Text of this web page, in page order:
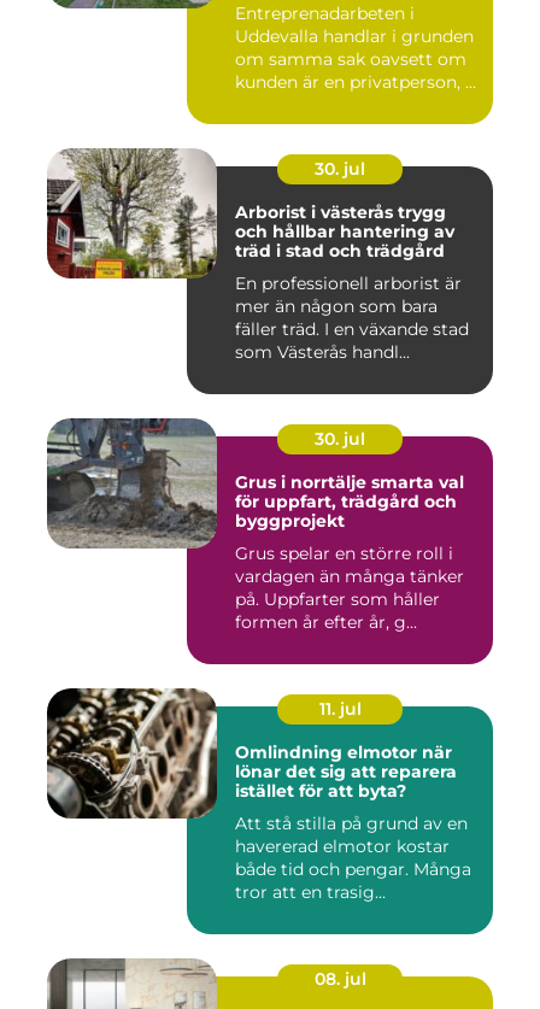
Entreprenadarbeten i
Uddevalla handlar i grunden
om samma sak oavsett om
kunden är en privatperson, ...
30. jul
Arborist i västerås trygg
och hållbar hantering av
träd i stad och trädgård
En professionell arborist är
mer än någon som bara
fäller träd. I en växande stad
som Västerås handl...
30. jul
Grus i norrtälje smarta val
för uppfart, trädgård och
byggprojekt
Grus spelar en större roll i
vardagen än många tänker
på. Uppfarter som håller
formen år efter år, g...
11. jul
Omlindning elmotor när
lönar det sig att reparera
istället för att byta?
Att stå stilla på grund av en
havererad elmotor kostar
både tid och pengar. Många
tror att en trasig...
08. jul